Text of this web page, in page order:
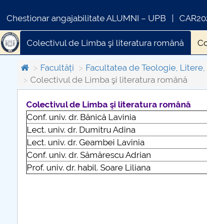
Chestionar angajabilitate ALUMNI – UPB
Colectivul de Limba şi literatura română
Colectivul de Arte
Facultăți
Facultatea de Teologie, Litere,
Colectivul de Limba şi literatura română
Colectivul de Limba şi literatura română
Conf. univ. dr. Bănică Lavinia
Lect. univ. dr. Dumitru Adina
Lect. univ. dr. Geambei Lavinia
Conf. univ. dr. Sămărescu Adrian
Prof. univ. dr. habil. Soare Liliana
COMUNICAT DE PRESA
PRIMSTUD 26.03.2026